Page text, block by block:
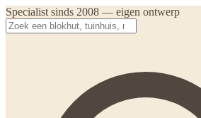
Specialist sinds 2008 — eigen ontwerp